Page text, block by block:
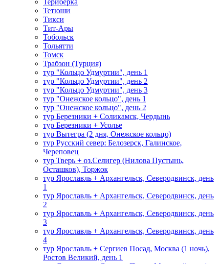
Териберка
Тетюши
Тикси
Тит-Ары
Тобольск
Тольятти
Томск
Трабзон (Турция)
тур "Кольцо Удмуртии", день 1
тур "Кольцо Удмуртии", день 2
тур "Кольцо Удмуртии", день 3
тур "Онежское кольцо", день 1
тур "Онежское кольцо", день 2
тур Березники + Соликамск, Чердынь
тур Березники + Усолье
тур Вытегра (2 дня, Онежское кольцо)
тур Русский север: Белозерск, Галинское,
Череповец
тур Тверь + оз.Селигер (Нилова Пустынь,
Осташков), Торжок
тур Ярославль + Архангельск, Северодвинск, день
1
тур Ярославль + Архангельск, Северодвинск, день
2
тур Ярославль + Архангельск, Северодвинск, день
3
тур Ярославль + Архангельск, Северодвинск, день
4
тур Ярославль + Сергиев Посад, Москва (1 ночь),
Ростов Великий, день 1